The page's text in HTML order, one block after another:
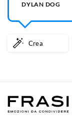
DYLAN DOG
Crea